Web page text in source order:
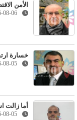
الأمن
08-06
خسارة
08-05
أما زالت
08-05